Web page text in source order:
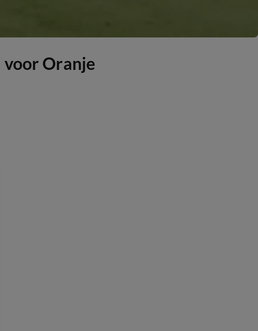
Oranje